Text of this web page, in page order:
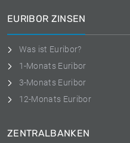
EURIBOR ZINSEN
Was ist Euribor?
1-Monats Euribor
3-Monats Euribor
12-Monats Euribor
ZENTRALBANKEN